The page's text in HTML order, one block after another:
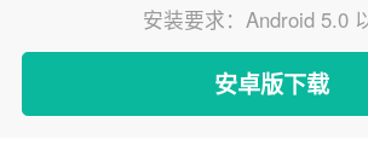
安装要求：Android 5.0
安卓版下载